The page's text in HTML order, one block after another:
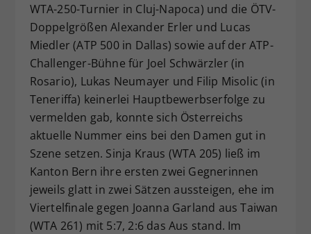
WTA-250-Turnier in Cluj-Napoca) und die ÖTV-
Doppelgrößen Alexander Erler und Lucas
Miedler (ATP 500 in Dallas) sowie auf der ATP-
Challenger-Bühne für Joel Schwärzler (in
Rosario), Lukas Neumayer und Filip Misolic (in
Teneriffa) keinerlei Hauptbewerbserfolge zu
vermelden gab, konnte sich Österreichs
aktuelle Nummer eins bei den Damen gut in
Szene setzen. Sinja Kraus (WTA 205) ließ im
Kanton Bern ihre ersten zwei Gegnerinnen
jeweils glatt in zwei Sätzen aussteigen, ehe im
Viertelfinale gegen Joanna Garland aus Taiwan
(WTA 261) mit 5:7, 2:6 das Aus stand. Im